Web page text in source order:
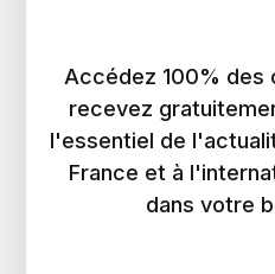
Accédez 100% des
recevez
l'essentiel de
France et à
dans votre